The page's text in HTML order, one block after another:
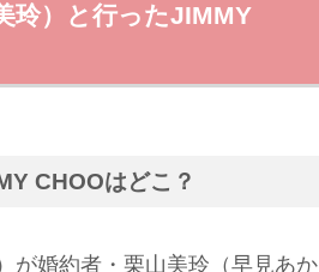
玲）と行ったJIMMY
CHOOはどこ？
が婚約者・栗山美玲（早見あか